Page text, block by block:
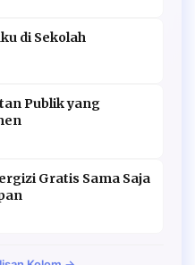
di Sekolah
Publik yang
Gratis Sama Saja